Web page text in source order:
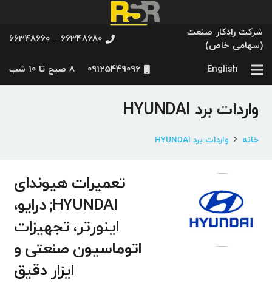
شرکت رادکار صنعت
(سهامی خاص)
66348680 – 66348660
English
09125449096 8 صبح تا 10 شب
واردات برد HYUNDAI
خانه واردات برد HYUNDAI
تعمیرات هیوندای
HYUNDAI; درایو،
اینورتر، تجهیزات
اتوماسیون صنعتی و
ایزار دقیق